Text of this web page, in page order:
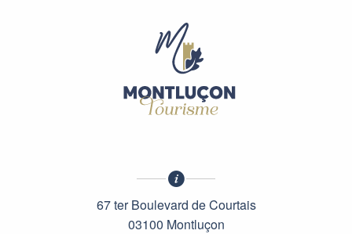
67 ter Boulevard de Courtais
03100 Montluçon